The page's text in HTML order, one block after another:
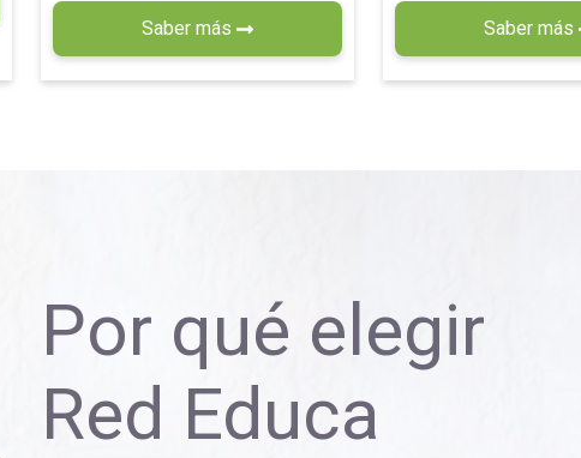
Saber más Saber más
Por qué elegir
Red Educa